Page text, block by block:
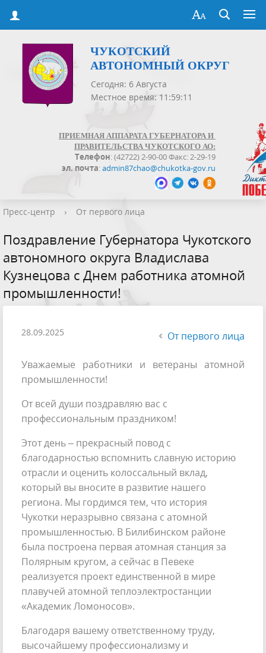
ЧУКОТСКИЙ
АВТОНОМНЫЙ ОКРУГ
Сегодня: 6 Августа
Местное время: 11:59:12
ПРИЕМНАЯ АППАРАТА ГУБЕРНАТОРА И
ПРАВИТЕЛЬСТВА ЧУКОТСКОГО АО:
Телефон: (42722) 2-90-00 Факс: 2-29-19
эл. почта:admin87chao@chukotka-gov.ru
Пресс-центр › От первого лица
Поздравление Губернатора Чукотского
автономного округа Владислава
Кузнецова с Днем работника атомной
промышленности!
28.09.2025 От первого лица
Уважаемые работники и ветераны атомной
промышленности!
От всей души поздравляю вас с
профессиональным праздником!
Этот день – прекрасный повод с
благодарностью вспомнить славную историю
отрасли и оценить колоссальный вклад,
который вы вносите в развитие нашего
региона. Мы гордимся тем, что история
Чукотки неразрывно связана с атомной
промышленностью. В Билибинском районе
была построена первая атомная станция за
Полярным кругом, а сейчас в Певеке
реализуется проект единственной в мире
плавучей атомной теплоэлектростанции
«Академик Ломоносов».
Благодаря вашему ответственному труду,
высочайшему профессионализму и